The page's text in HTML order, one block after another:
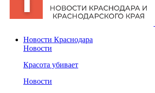
Новости Краснодара
Новости
Красота убивает
Новости